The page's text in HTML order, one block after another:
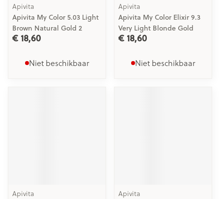
Apivita
Apivita My Color 5.03 Light
Brown Natural Gold 2
€ 18,60
Niet beschikbaar
Apivita
Apivita My Color Elixir 9.3
Very Light Blonde Gold
€ 18,60
Niet beschikbaar
Apivita Apivita